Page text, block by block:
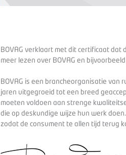
BOVAG verklaart met dit certificaat dat
meer lezen over BOVAG en
BOVAG is een brancheorganisatie van
jaren uitgegroeid tot een breed
moeten voldoen aan strenge
die op deskundige wijze hun werk
zodat de consument te allen tijd terug